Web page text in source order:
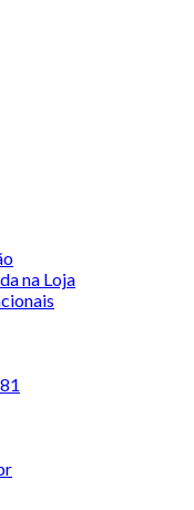
na Loja